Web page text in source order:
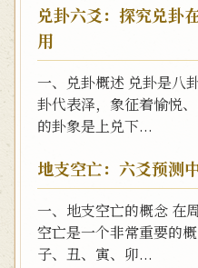
兑卦六爻：探究兑卦
用
一、兑卦概述 兑卦是八
卦代表泽，象征着愉悦
的卦象是上兑下...
地支空亡：六爻预测
一、地支空亡的概念 在
空亡是一个非常重要的
子、丑、寅、卯...